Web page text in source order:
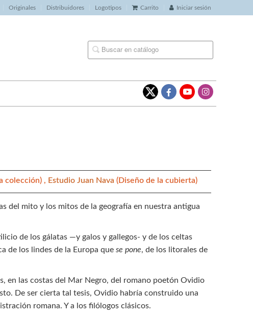
Originales Distribuidores Logotipos Carrito Iniciar sesión
colección) , Estudio Juan Nava(Diseño de la cubierta)
del mito y los mitos de la geografía en nuestra antigua
de los gálatas —y galos y gallegos- y de los celtas
de los lindes de la Europa quese pone, de los litorales de
en las costas del Mar Negro, del romano poetón Ovidio
De ser cierta tal tesis, Ovidio habría construido una
romana. Y a los filólogos clásicos.